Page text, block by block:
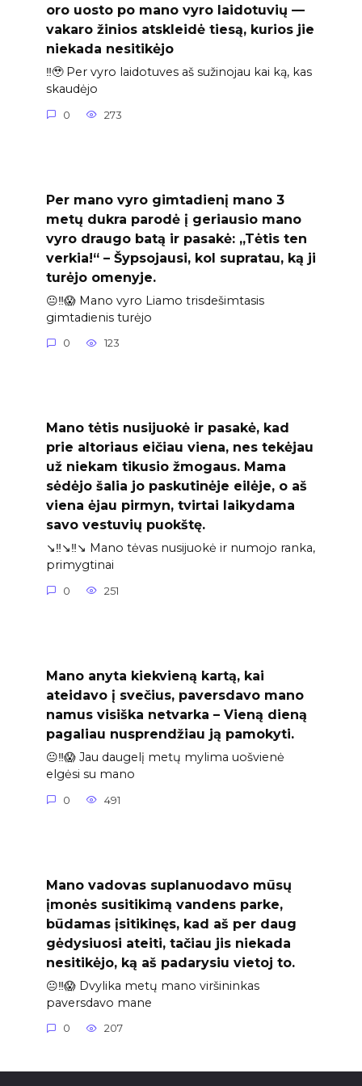
oro uosto po mano vyro laidotuvių —
vakaro žinios atskleidė tiesą, kurios jie
niekada nesitikėjo
‼️🥹 Per vyro laidotuves aš sužinojau kai ką, kas
skaudėjo
0 273
Per mano vyro gimtadienį mano 3
metų dukra parodė į geriausio mano
vyro draugo batą ir pasakė: „Tėtis ten
verkia!“ – Šypsojausi, kol supratau, ką ji
turėjo omenyje.
😐‼️😱 Mano vyro Liamo trisdešimtasis
gimtadienis turėjo
0 123
Mano tėtis nusijuokė ir pasakė, kad
prie altoriaus eičiau viena, nes tekėjau
už niekam tikusio žmogaus. Mama
sėdėjo šalia jo paskutinėje eilėje, o aš
viena ėjau pirmyn, tvirtai laikydama
savo vestuvių puokštę.
↘️‼️↘️‼️↘️ Mano tėvas nusijuokė ir numojo ranka,
primygtinai
0 251
Mano anyta kiekvieną kartą, kai
ateidavo į svečius, paversdavo mano
namus visiška netvarka – Vieną dieną
pagaliau nusprendžiau ją pamokyti.
😐‼️😱 Jau daugelį metų mylima uošvienė
elgėsi su mano
0 491
Mano vadovas suplanuodavo mūsų
įmonės susitikimą vandens parke,
būdamas įsitikinęs, kad aš per daug
gėdysiuosi ateiti, tačiau jis niekada
nesitikėjo, ką aš padarysiu vietoj to.
😐‼️😱 Dvylika metų mano viršininkas
paversdavo mane
0 207